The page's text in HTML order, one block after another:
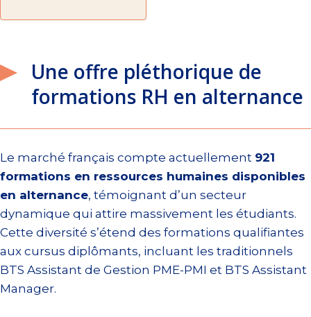
Une offre pléthorique de
formations RH en alternance
Le marché français compte actuellement 921
formations en ressources humaines disponibles
en alternance, témoignant d’un secteur
dynamique qui attire massivement les étudiants.
Cette diversité s’étend des formations qualifiantes
aux cursus diplômants, incluant les traditionnels
BTS Assistant de Gestion PME-PMI et BTS Assistant
Manager.